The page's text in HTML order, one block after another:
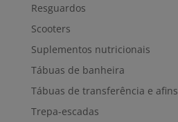
Resguardos
Scooters
Suplementos nutricionais
Tábuas de banheira
Tábuas de transferência e afins
Trepa-escadas